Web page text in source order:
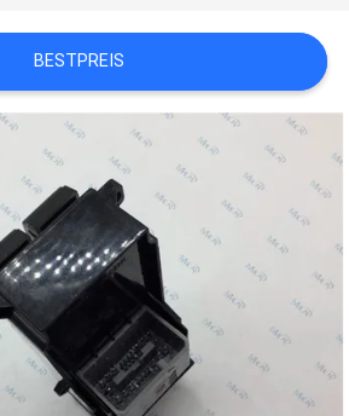
BESTPREIS